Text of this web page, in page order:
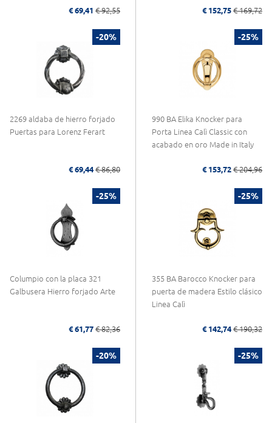
€ 69,41 € 92,55 € 152,75 € 169,72
-20%
2269 aldaba de hierro forjado
Puertas para Lorenz Ferart
€ 69,44 € 86,80
-25%
990 BA Elika Knocker para
Porta Linea Calì Classic con
acabado en oro Made in Italy
€ 153,72 € 204,96
-25%
Columpio con la placa 321
Galbusera Hierro forjado Arte
€ 61,77 € 82,36
-25%
355 BA Barocco Knocker para
puerta de madera Estilo clásico
Linea Calì
€ 142,74 € 190,32
-20% -25%